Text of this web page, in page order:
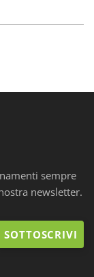
sempre
newsletter.
SOTTOSCRIVI